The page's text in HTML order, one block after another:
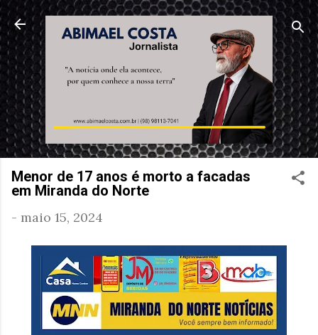
Pular para o conteúdo principal
Menor de 17 anos é morto a facadas
em Miranda do Norte
- maio 15, 2024